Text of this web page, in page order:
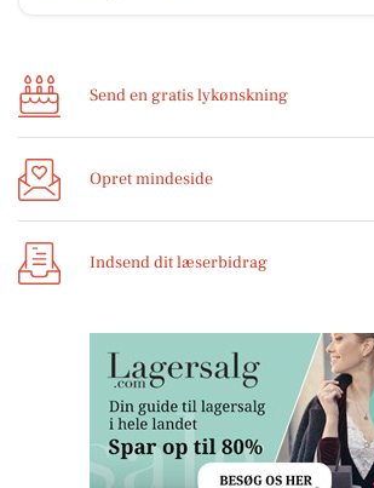
Send en gratis lykønskning
Opret mindeside
Indsend dit læserbidrag